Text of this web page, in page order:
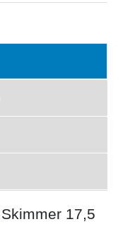
17,5